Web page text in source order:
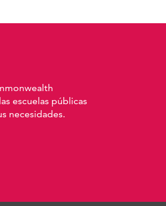
escuelas públicas
necesidades.